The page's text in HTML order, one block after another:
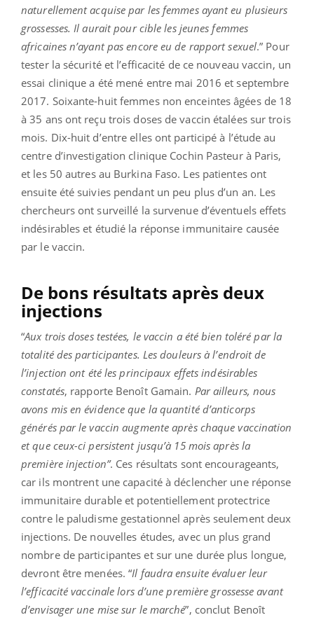
naturellement acquise par les femmes ayant eu plusieurs
grossesses. Il aurait pour cible les jeunes femmes
africaines n’ayant pas encore eu de rapport sexuel.” Pour
tester la sécurité et l’efficacité de ce nouveau vaccin, un
essai clinique a été mené entre mai 2016 et septembre
2017. Soixante-huit femmes non enceintes âgées de 18
à 35 ans ont reçu trois doses de vaccin étalées sur trois
mois. Dix-huit d’entre elles ont participé à l’étude au
centre d’investigation clinique Cochin Pasteur à Paris,
et les 50 autres au Burkina Faso. Les patientes ont
ensuite été suivies pendant un peu plus d’un an. Les
chercheurs ont surveillé la survenue d’éventuels effets
indésirables et étudié la réponse immunitaire causée
par le vaccin.
De bons résultats après deux
injections
“Aux trois doses testées, le vaccin a été bien toléré par la
totalité des participantes. Les douleurs à l’endroit de
l’injection ont été les principaux effets indésirables
constatés, rapporte Benoît Gamain. Par ailleurs, nous
avons mis en évidence que la quantité d’anticorps
générés par le vaccin augmente après chaque vaccination
et que ceux-ci persistent jusqu’à 15 mois après la
première injection”. Ces résultats sont encourageants,
car ils montrent une capacité à déclencher une réponse
immunitaire durable et potentiellement protectrice
contre le paludisme gestationnel après seulement deux
injections. De nouvelles études, avec un plus grand
nombre de participantes et sur une durée plus longue,
devront être menées. “Il faudra ensuite évaluer leur
l’efficacité vaccinale lors d’une première grossesse avant
d’envisager une mise sur le marché”, conclut Benoît